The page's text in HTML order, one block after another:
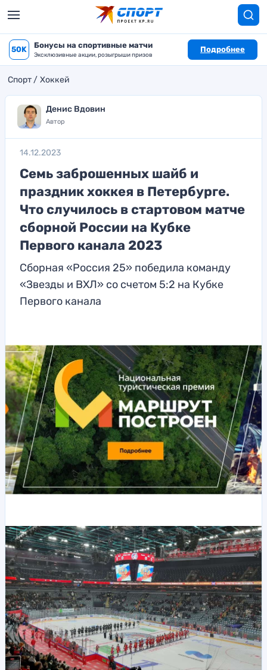
50K Бонусы на спортивные матчи
Эксклюзивные акции, розыгрыши призов
Подробнее
Спорт Хоккей
Денис Вдовин
Автор
14.12.2023
Семь заброшенных шайб и
праздник хоккея в Петербурге.
Что случилось в стартовом матче
сборной России на Кубке
Первого канала 2023
Сборная «Россия 25» победила команду
«Звезды и ВХЛ» со счетом 5:2 на Кубке
Первого канала